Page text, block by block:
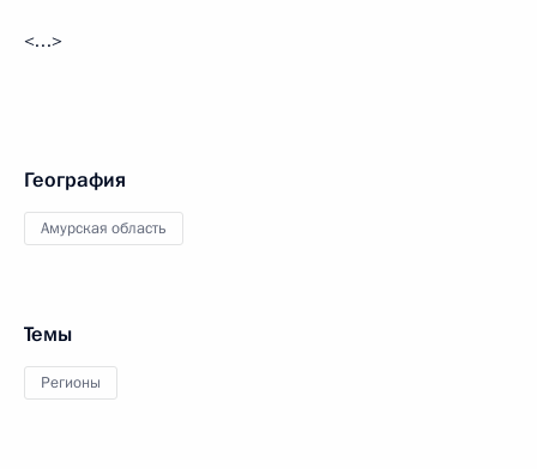
<…>
География
Амурская область
Темы
Регионы